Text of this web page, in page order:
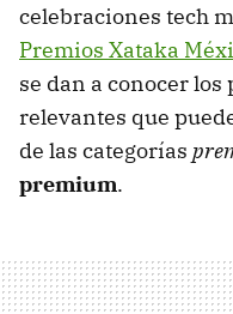
celebraciones tech
Premios Xataka
se dan a conocer
relevantes que
de las categorías
premium.